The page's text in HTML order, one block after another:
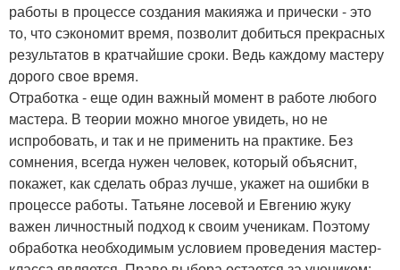
работы в процессе создания макияжа и прически - это
то, что сэкономит время, позволит добиться прекрасных
результатов в кратчайшие сроки. Ведь каждому мастеру
дорого свое время.
Отработка - еще один важный момент в работе любого
мастера. В теории можно многое увидеть, но не
испробовать, и так и не применить на практике. Без
сомнения, всегда нужен человек, который объяснит,
покажет, как сделать образ лучше, укажет на ошибки в
процессе работы. Татьяне лосевой и Евгению жуку
важен личностный подход к своим ученикам. Поэтому
обработка необходимым условием проведения мастер-